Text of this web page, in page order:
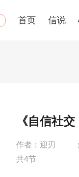
首页 信说
《自信社
作者：迎刃
共4节